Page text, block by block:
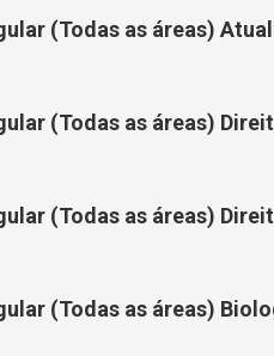
(Todas as áreas)
(Todas as áreas)
(Todas as áreas)
(Todas as áreas)